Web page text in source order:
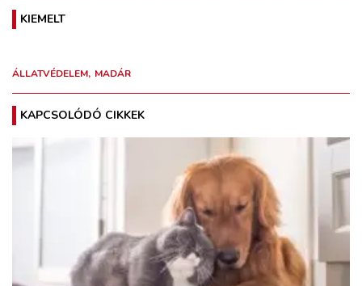
KIEMELT
ÁLLATVÉDELEM MADÁR
KAPCSOLÓDÓ CIKKEK